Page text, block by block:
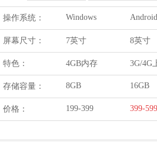
操作系统： Windows Android
屏幕尺寸： 7英寸 8英寸
特色： 4GB内存 3G/4G
存储容量： 8GB 16GB
价格： 199-399 399-599